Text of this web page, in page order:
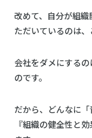
改めて、自分が組
ただいているのは、
会社をダメにする
のです。
だから、どんなに
『組織の健全性と